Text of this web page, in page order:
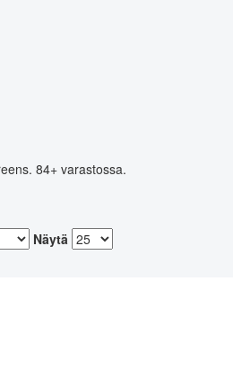
84+ varastossa.
Näytä